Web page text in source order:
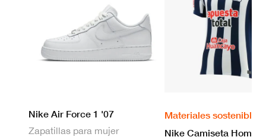
Nike Air Force 1 '07
Zapatillas para mujer
Materiales sostenibles